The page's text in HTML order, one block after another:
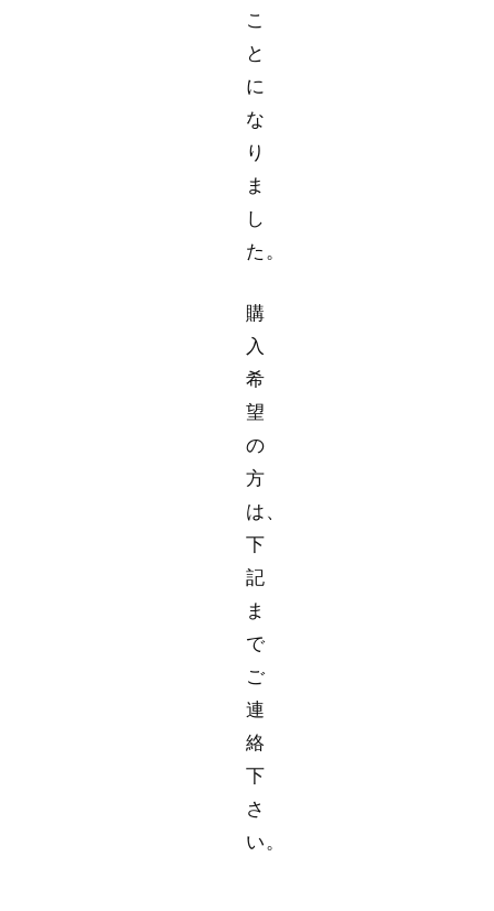
こ
と
に
な
り
ま
し
た。
購
入
希
望
の
方
は、
下
記
ま
で
ご
連
絡
下
さ
い。